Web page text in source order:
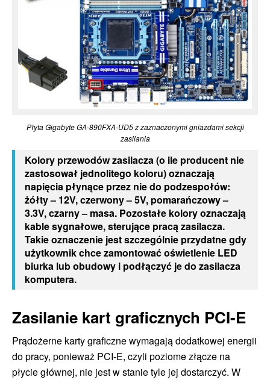
Płyta Gigabyte GA-890FXA-UD5 z zaznaczonymi gniazdami sekcji
zasilania
Kolory przewodów zasilacza (o ile producent nie
zastosował jednolitego koloru) oznaczają
napięcia płynące przez nie do podzespołów:
żółty – 12V, czerwony – 5V, pomarańczowy –
3.3V, czarny – masa. Pozostałe kolory oznaczają
kable sygnałowe, sterujące pracą zasilacza.
Takie oznaczenie jest szczególnie przydatne gdy
użytkownik chce zamontować oświetlenie LED
biurka lub obudowy i podłączyć je do zasilacza
komputera.
Zasilanie kart graficznych PCI-E
Prądożerne karty graficzne wymagają dodatkowej energii
do pracy, ponieważ PCI-E, czyli poziome złącze na
płycie głównej, nie jest w stanie tyle jej dostarczyć. W